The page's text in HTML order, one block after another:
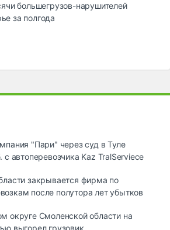
большегрузов-нарушителей
за полгода
"Пари" через суд в Туле
автоперевозчика Kaz TralServiece
закрывается фирма по
после полутора лет убытков
округе Смоленской области на
выгорел грузовик